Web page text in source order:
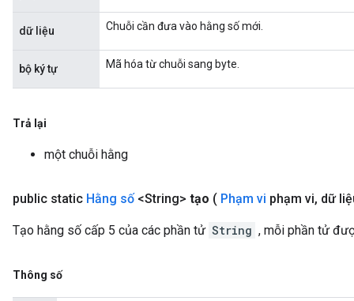
dữ liệu Chuỗi cần đưa vào hằng số mới.
bộ ký tự Mã hóa từ chuỗi sang byte.
Trả lại
một chuỗi hằng
public static Hằng số<String> tạo ( Phạm vi phạm vi, dữ
Tạo hằng số cấp 5 của các phần tử String , mỗi phần tử
Thông số